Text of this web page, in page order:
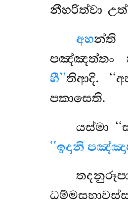
නීහරිත්වා
අහ
පඤ්ඤත්තං
හී’’තිආදි.
පකාසෙති.
යස්මා
‘‘ඉදානි